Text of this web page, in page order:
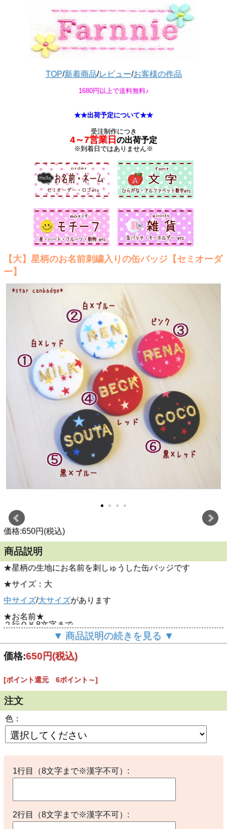
TOP/新着商品/レビュー/お客様の作品
1680円以上で送料無料♪
★★出荷予定について★★
受注制作につき
4～7営業日 の出荷予定
※到着日ではありません※
【大】星柄のお名前刺繍入りの缶バッジ【セミオーダ
ー】
価格:650円(税込)
商品説明
★星柄の生地にお名前を刺しゅうした缶バッジです
★サイズ：大
中サイズ/大サイズがあります
★お名前★
２行ＯＫ8文字まで
※アルファベットは大文字での製作になります。
★大きさ：
約5.6ｃｍ
★色：
白×ブルー
白×レッド
黒×ブルー
レッド
※文字色はすべてゴールドです
★裏面★
安全ピンなので子供服やペット服につけても安心です
▼ 商品説明の続きを見る ▼
価格:650円(税込)
[ポイント還元 6ポイント～]
注文
色：
1行目（8文字まで※漢字不可）:
2行目（8文字まで※漢字不可）: